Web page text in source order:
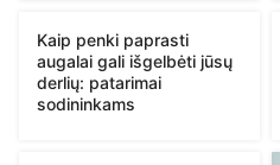
Kaip penki paprasti
augalai gali išgelbėti jūsų
derlių: patarimai
sodininkams